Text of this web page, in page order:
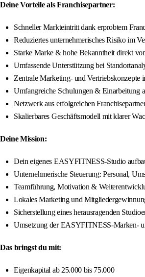
Deine Vorteile als Franchisepartner:
Schneller Markteintritt dank erprobtem
Reduziertes unternehmerisches Risiko im
Starke Marke & hohe Bekanntheit direkt
Umfassende Unterstützung bei
Zentrale Marketing- und
Umfangreiche Schulungen & Einarbeitung
Netzwerk aus erfolgreichen
Skalierbares Geschäftsmodell mit klarer
Deine Mission:
Dein eigenes EASYFITNESS-Studio
Unternehmerische Steuerung: Personal,
Teamführung, Motivation &
Lokales Marketing und
Sicherstellung eines herausragenden
Umsetzung der EASYFITNESS-Marken-
Das bringst du mit:
Eigenkapital ab 25.000 bis 75.000